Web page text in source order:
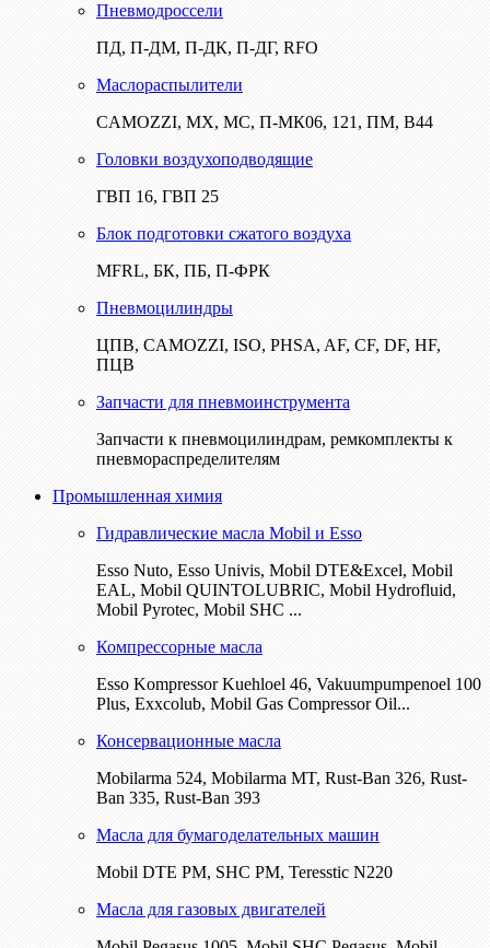
Пневмодроссели
ПД, П-ДМ, П-ДК, П-ДГ, RFO
Маслораспылители
CAMOZZI, МХ, МС, П-МК06, 121, ПМ, В44
Головки воздухоподводящие
ГВП 16, ГВП 25
Блок подготовки сжатого воздуха
MFRL, БК, ПБ, П-ФРК
Пневмоцилиндры
ЦПВ, CAMOZZI, ISO, PHSA, AF, CF, DF, HF,
ПЦВ
Запчасти для пневмоинструмента
Запчасти к пневмоцилиндрам, ремкомплекты к
пневмораспределителям
Промышленная химия
Гидравлические масла Mobil и Esso
Esso Nuto, Esso Univis, Mobil DTE&Excel, Mobil
EAL, Mobil QUINTOLUBRIC, Mobil Hydrofluid,
Mobil Pyrotec, Mobil SHC ...
Компрессорные масла
Esso Kompressor Kuehloel 46, Vakuumpumpenoel 100
Plus, Exxcolub, Mobil Gas Compressor Oil...
Консервационные масла
Mobilarma 524, Mobilarma MT, Rust-Ban 326, Rust-
Ban 335, Rust-Ban 393
Масла для бумагоделательных машин
Mobil DTE РМ, SHC PM, Teresstic N220
Масла для газовых двигателей